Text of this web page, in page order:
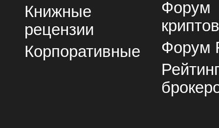
Книжные
рецензии
Корпоративные
Форум
Форум